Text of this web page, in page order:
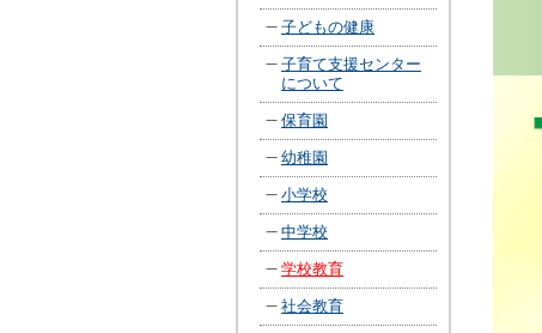
子どもの健康
子育て支援センター
について
保育園
幼稚園
小学校
中学校
学校教育
社会教育